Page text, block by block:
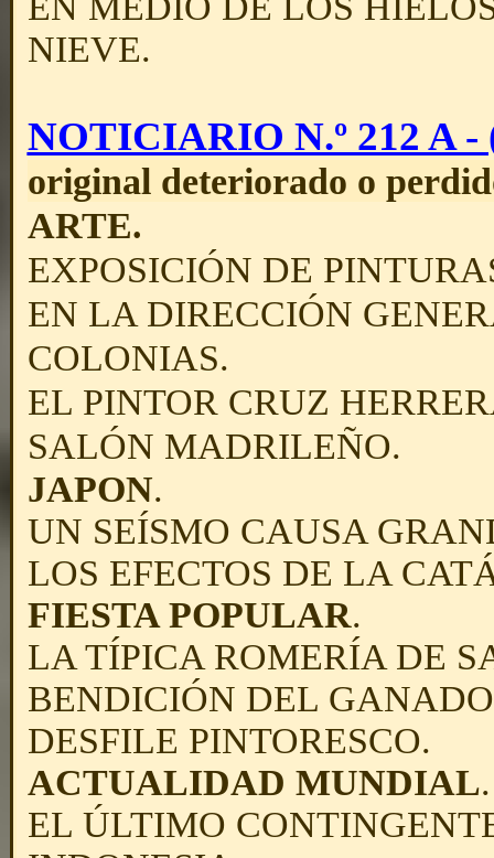
NIEVE.
NOTICIARIO N.º 212 A -
original deteriorado o
ARTE.
EXPOSICIÓN DE
EN LA DIRECCIÓN
COLONIAS.
EL PINTOR CRUZ
SALÓN MADRILEÑO.
JAPON.
UN SEÍSMO CAUSA
LOS EFECTOS DE LA
FIESTA POPULAR.
LA TÍPICA ROMERÍA DE
BENDICIÓN DEL
DESFILE PINTORESCO.
ACTUALIDAD MUNDIAL.
EL ÚLTIMO